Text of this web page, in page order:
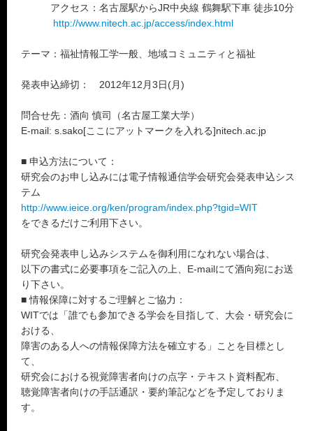
アクセス：名古屋駅からJR中央線 鶴舞駅下車 徒歩10分
http://www.nitech.ac.jp/access/index.html
テーマ：福祉情報工学一般、地域コミュニティと福祉
発表申込締切： 2012年12月3日(月)
問合せ先：酒向 慎司（名古屋工業大学）
E-mail: s.sako[ここにアットマークを入れる]nitech.ac.jp
■ 申込方法について：
研究会のお申し込みには電子情報通信学会研究会発表申込シス
テム
http://www.ieice.org/ken/program/index.php?tgid=WIT
をできるだけご利用下さい。
研究会発表申し込みシステムを御利用になれない場合は、
以下の書式に必要事項をご記入の上、E-mailにて酒向宛にお送
り下さい。
■ 情報保障に対するご理解とご協力：
WITでは「誰でも参加できる学会を目指して、大会・研究会に
おける、
障害のある人への情報保障方法を確立する」ことを目標とし
て、
研究会における視覚障害者向けの点字・テキスト資料配布、
聴覚障害者向けの手話通訳・要約筆記などを予定しておりま
す。